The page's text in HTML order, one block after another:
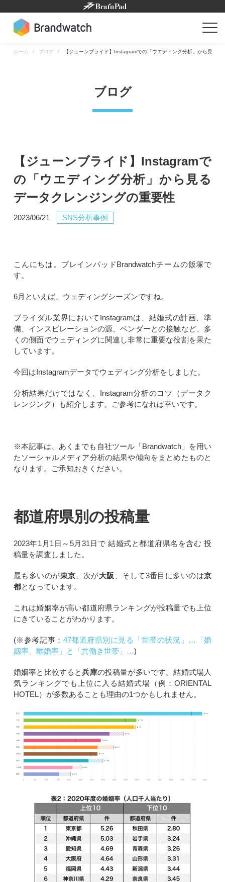
content
ホーム ブログ 【ジューンブライド】Instagramでの「ウエディング分析」から見る
ブログ
【ジューンブライド】Instagramで
の「ウエディング分析」から見る
データクレンジングの重要性
2023/06/21 SNS分析事例
こんにちは。ブレインパッドBrandwatchチームの飯塚で
す。
6月といえば、ウェディングシーズンですね。
ブライダル業界においてInstagramは、結婚式の計画、準
備、インスピレーションの源、ベンダーとの接触など、多
くの側面でウェディングに関連し非常に重要な役割を果た
しています。
今回はInstagramデータでウェディング分析をしました。
分析結果だけではなく、Instagram分析のコツ（データク
レンジング）も紹介します。ご参考になれば幸いです。
※本記事は、あくまでも自社ツール「Brandwatch」を用い
たソーシャルメディア分析の結果や傾向をまとめたものと
なります。ご承知おきください。
都道府県別の投稿量
2023年1月1日～5月31日で 結婚式と都道府県名を含む 投
稿量を調査しました。
最も多いのが東京 、次が大阪 、そして3番目に多いのは京
都となっています。
これは婚姻率が高い都道府県ランキングが投稿量でも上位
にきていることがわかります。
(※参考記事： 47都道府県別に見る「世帯の状況」…「婚
姻率、離婚率」と「共働き世帯」…)
婚姻率と比較すると兵庫の投稿量が多いです。結婚式場人
気ランキングでも上位に入る結婚式場（例：ORIENTAL
HOTEL）が多数あることも理由の1つかもしれません。